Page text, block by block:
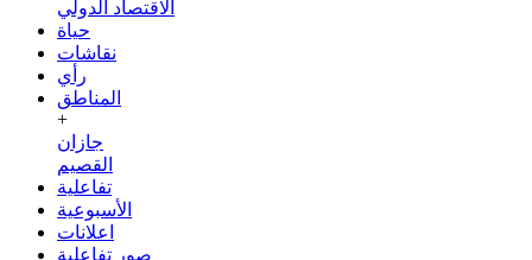
الاقتصاد الدولي
حياة
نقاشات
رأي
المناطق
+
جازان
القصيم
تفاعلية
الأسبوعية
اعلانات
صور تفاعلية